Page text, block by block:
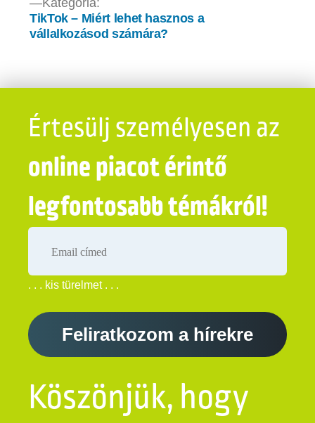
Bejegyzés
navigáció
TikTok – Miért lehet hasznos a
vállalkozásod számára?
Értesülj személyesen az
online piacot érintő
legfontosabb témákról!
. . . kis türelmet . . .
Feliratkozom a hírekre
Köszönjük, hogy